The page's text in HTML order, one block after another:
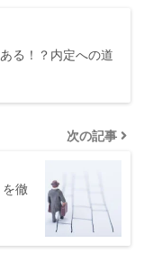
る！？内定への道
次の記事
を徹